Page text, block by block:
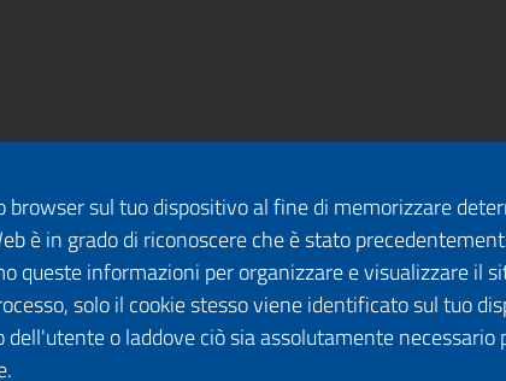
sul tuo dispositivo al fine di memorizzare
è in grado di riconoscere che è stato
informazioni per organizzare e visualizzare il
solo il cookie stesso viene identificato sul tuo
o laddove ciò sia assolutamente necessario